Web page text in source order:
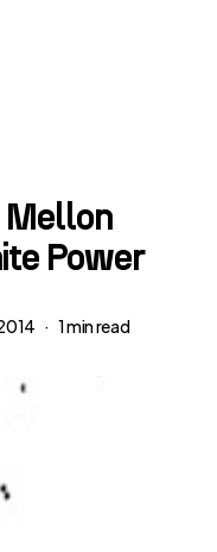
Mellon
Power
1 min read